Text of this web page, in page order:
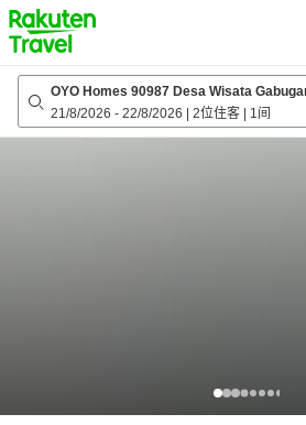
to
top
page
OYO Homes 90987 Desa Wisata
90987 德薩旅遊加布甘伊斯蘭教
21/8/2026 - 22/8/2026 2位住客 1间